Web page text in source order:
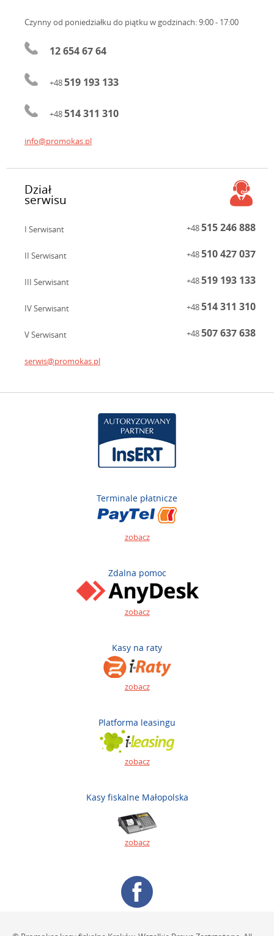
Czynny od poniedziałku do piątku w godzinach: 9:00 - 17:00
12 654 67 64
+48519 193 133
+48514 311 310
info@promokas.pl
Dział
serwisu
I Serwisant +48515 246 888
II Serwisant +48510 427 037
III Serwisant +48519 193 133
IV Serwisant +48514 311 310
V Serwisant +48507 637 638
serwis@promokas.pl
Terminale płatnicze
zobacz
Zdalna pomoc
zobacz
Kasy na raty
zobacz
Platforma leasingu
zobacz
Kasy fiskalne Małopolska
zobacz